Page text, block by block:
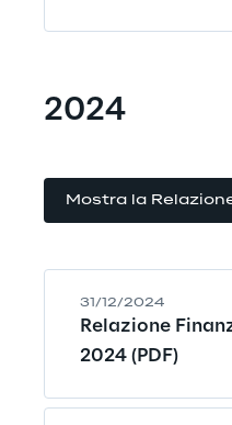
2024
Mostra la
31/12/2024
Relazione
2024 (PDF)